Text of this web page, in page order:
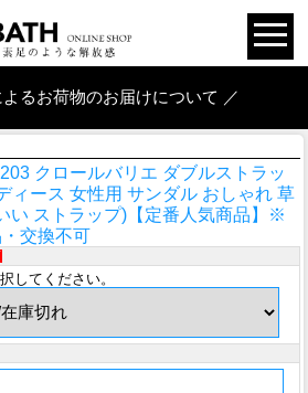
るお荷物のお届けについて ／
クロールバリエ ダブルストラッ
ィース 女性用 サンダル おしゃれ 草
い ストラップ)【定番人気商品】※
交換不可
してください。